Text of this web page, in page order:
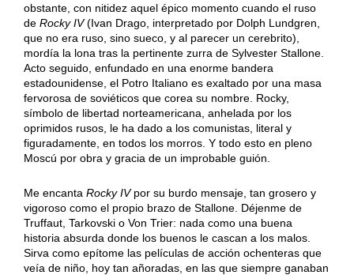
obstante, con nitidez aquel épico momento cuando el ruso
de Rocky IV(Ivan Drago, interpretado por Dolph Lundgren,
que no era ruso, sino sueco, y al parecer un cerebrito),
mordía la lona tras la pertinente zurra de Sylvester Stallone.
Acto seguido, enfundado en una enorme bandera
estadounidense, el Potro Italiano es exaltado por una masa
fervorosa de soviéticos que corea su nombre. Rocky,
símbolo de libertad norteamericana, anhelada por los
oprimidos rusos, le ha dado a los comunistas, literal y
figuradamente, en todos los morros. Y todo esto en pleno
Moscú por obra y gracia de un improbable guión.
Me encanta Rocky IVpor su burdo mensaje, tan grosero y
vigoroso como el propio brazo de Stallone. Déjenme de
Truffaut, Tarkovski o Von Trier: nada como una buena
historia absurda donde los buenos le cascan a los malos.
Sirva como epítome las películas de acción ochenteras que
veía de niño, hoy tan añoradas, en las que siempre ganaban